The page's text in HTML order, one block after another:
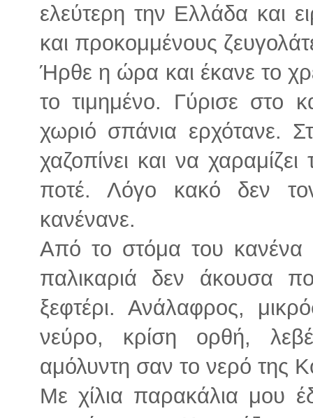
ελεύτερη την Ελλάδα και
και προκομμένους
Ήρθε η ώρα και έκανε το
το τιμημένο. Γύρισε στο
χωριό σπάνια ερχότανε.
χαζοπίνει και να
ποτέ. Λόγο κακό δεν
κανένανε.
Από το στόμα του κανένα
παλικαριά δεν άκουσα
ξεφτέρι. Ανάλαφρος,
νεύρο, κρίση ορθή,
αμόλυντη σαν το νερό της
Με χίλια παρακάλια μου